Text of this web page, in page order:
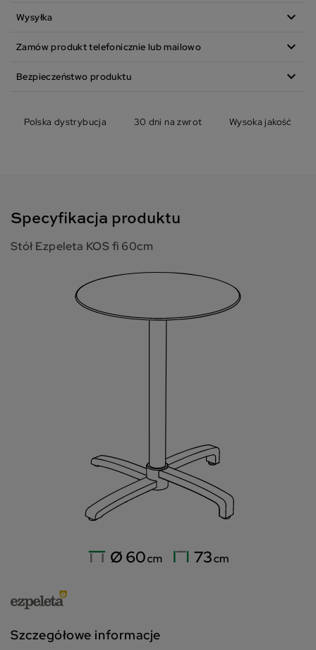
Wysyłka expand_more
Zamów produkt telefonicznie lub mailowo expand_more
Bezpieczeństwo produktu expand_more
Polska dystrybucja 30 dni na zwrot Wysoka jakość
Specyfikacja produktu
Stół Ezpeleta KOS fi 60cm
Szczegółowe informacje